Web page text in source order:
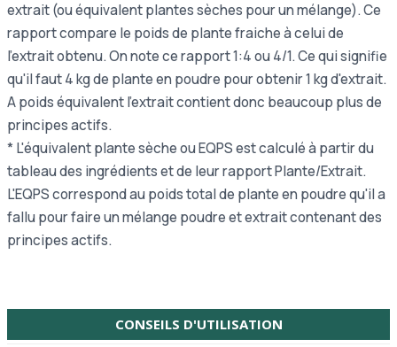
extrait (ou équivalent plantes sèches pour un mélange). Ce
rapport compare le poids de plante fraiche à celui de
l'extrait obtenu. On note ce rapport 1:4 ou 4/1. Ce qui signifie
qu'il faut 4 kg de plante en poudre pour obtenir 1 kg d'extrait.
A poids équivalent l'extrait contient donc beaucoup plus de
principes actifs.
* L'équivalent plante sèche ou EQPS est calculé à partir du
tableau des ingrédients et de leur rapport Plante/Extrait.
L'EQPS correspond au poids total de plante en poudre qu'il a
fallu pour faire un mélange poudre et extrait contenant des
principes actifs.
CONSEILS D'UTILISATION